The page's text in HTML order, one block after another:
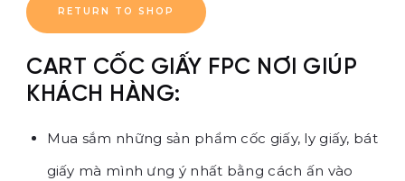
RETURN TO SHOP
CART CỐC GIẤY FPC NƠI GIÚP
KHÁCH HÀNG:
Mua sắm những sản phẩm cốc giấy, ly giấy, bát
giấy mà mình ưng ý nhất bằng cách ấn vào